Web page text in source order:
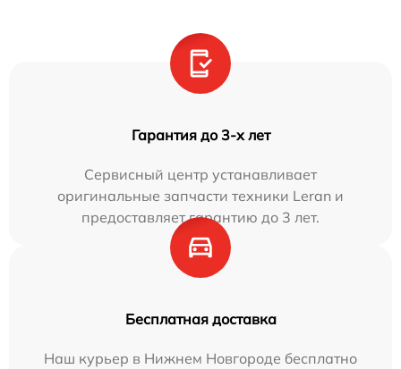
Гарантия до 3-х лет
Сервисный центр устанавливает
оригинальные запчасти техники Leran и
предоставляет гарантию до 3 лет.
Бесплатная доставка
Наш курьер в Нижнем Новгороде бесплатно